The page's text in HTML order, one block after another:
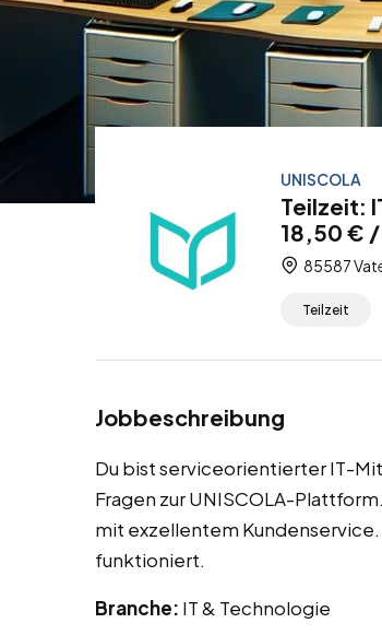
UNISCOLA
Teilzeit:
18,50 €
85587
Teilzeit
Jobbeschreibung
Du bist serviceorientierter IT-
Fragen zur UNISCOLA-
mit exzellentem
funktioniert.
Branche: IT & Technologie